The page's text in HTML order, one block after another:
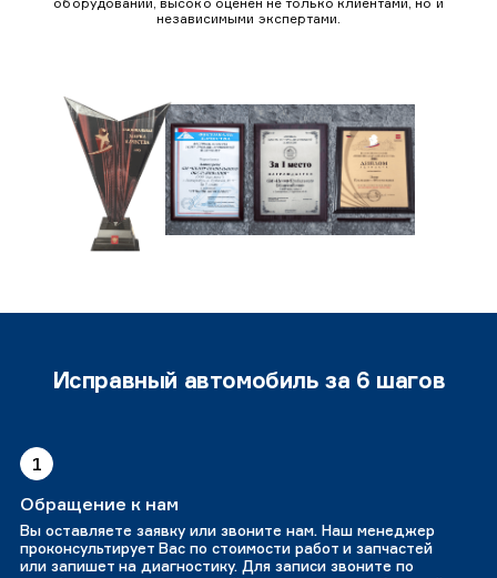
независимыми экспертами.
Исправный автомобиль за 6 шагов
1
Обращение к нам
Вы оставляете заявку или звоните нам. Наш менеджер
проконсультирует Вас по стоимости работ и запчастей
или запишет на диагностику. Для записи звоните по